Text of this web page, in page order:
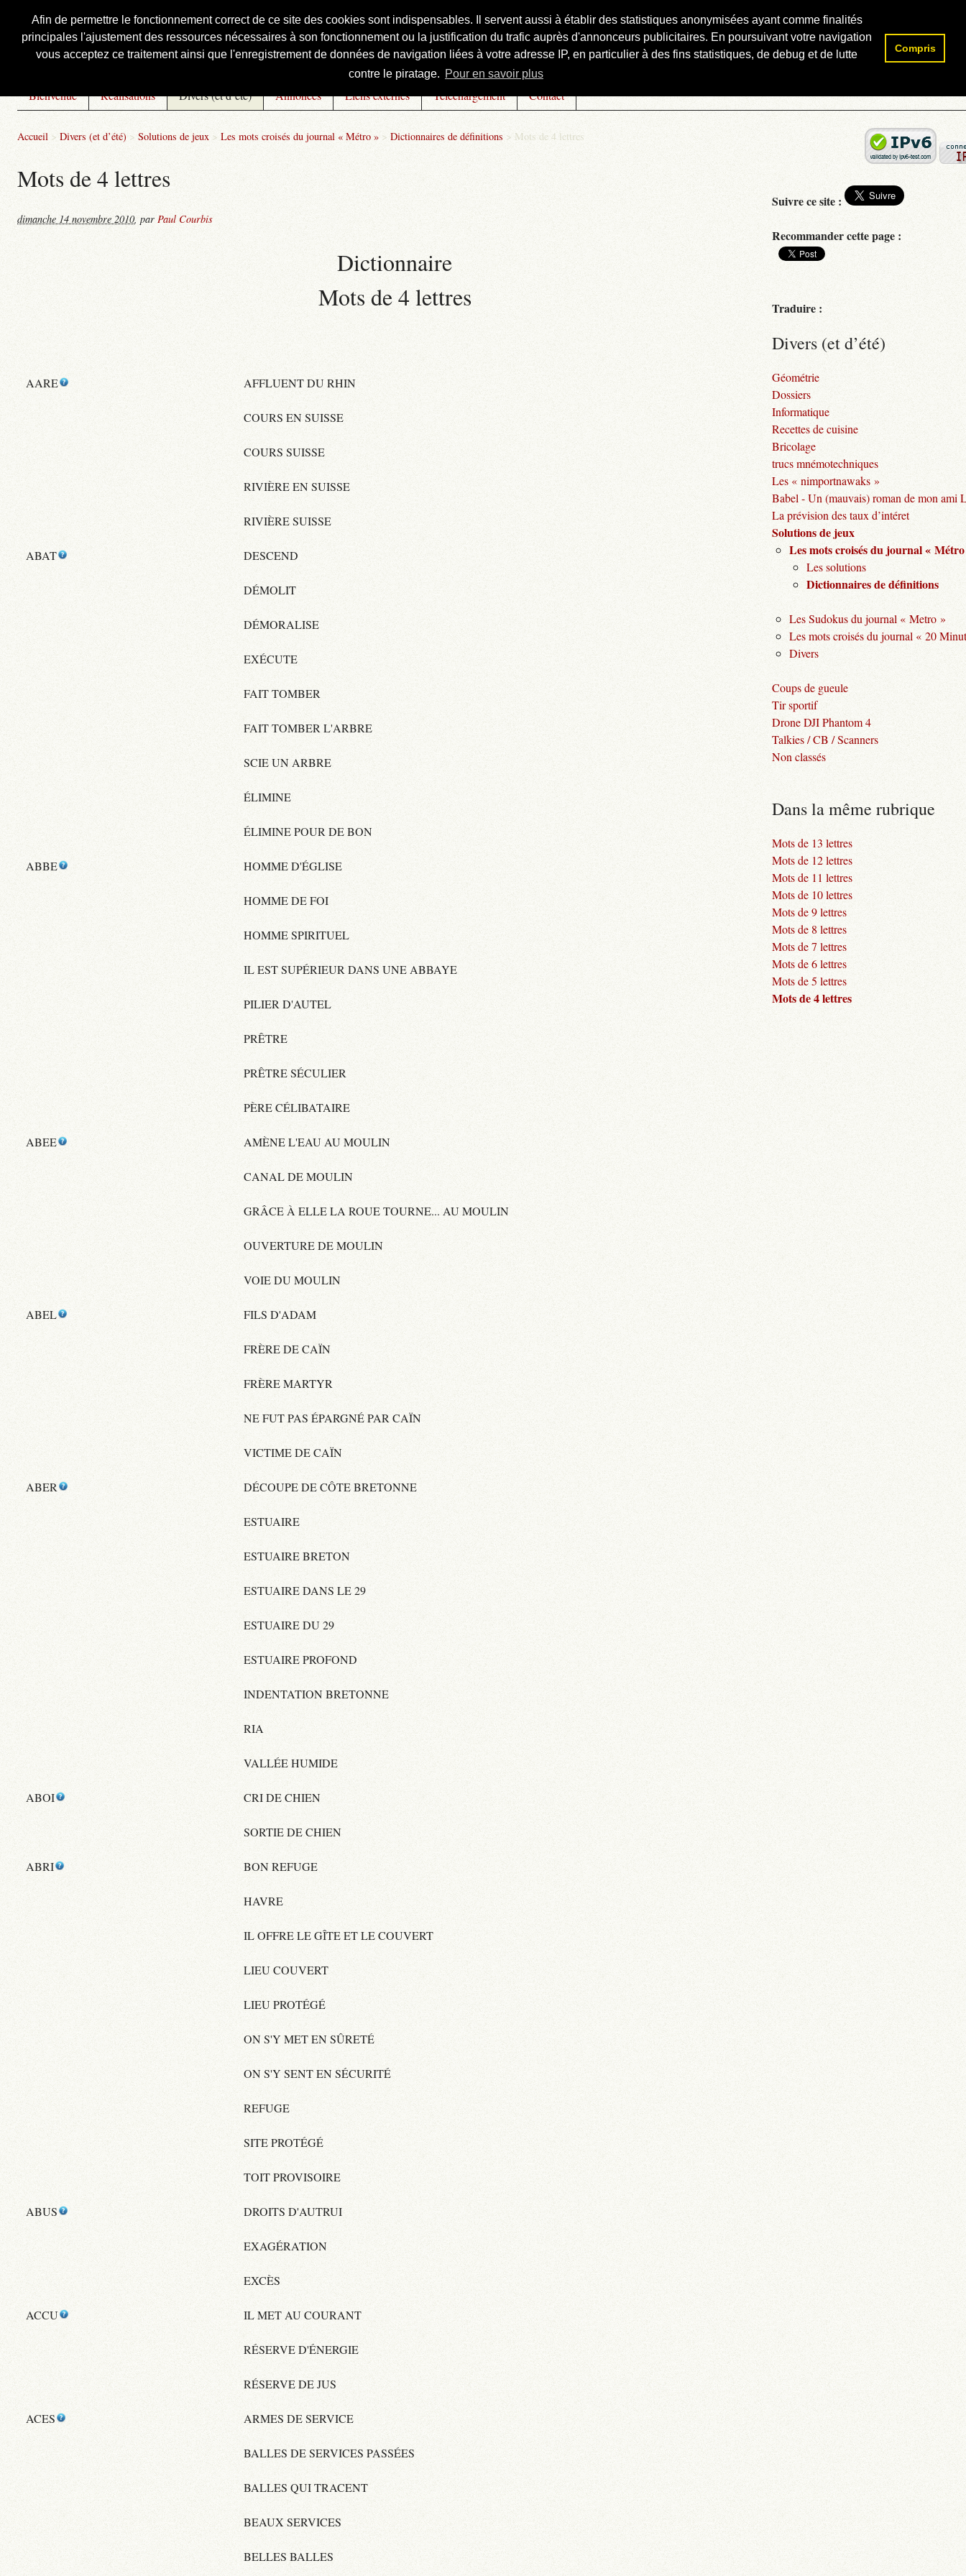
Afin de permettre le fonctionnement correct de ce site des cookies sont indispensables. Il servent aussi à établir des statistiques anonymisées ayant comme finalités
principales l'ajustement des ressources nécessaires à son fonctionnement ou la justification du trafic auprès d'annonceurs publicitaires. En poursuivant votre navigation
vous acceptez ce traitement ainsi que l'enregistrement de données de navigation liées à votre adresse IP, en particulier à des fins statistiques, de debug et de lutte
contre le piratage. Pour en savoir plus
Compris
Courbis, « LE » Blog Officiel
Bienvenue Réalisations Divers (et d’été) Annonces Liens externes Téléchargement Contact
Accueil > Divers (et d’été) > Solutions de jeux > Les mots croisés du journal « Métro » > Dictionnaires de définitions > Mots de 4 lettres
Mots de 4 lettres
dimanche 14 novembre 2010, par Paul Courbis
Dictionnaire
Mots de 4 lettres
AARE AFFLUENT DU RHIN
COURS EN SUISSE
COURS SUISSE
RIVIÈRE EN SUISSE
RIVIÈRE SUISSE
ABAT DESCEND
DÉMOLIT
DÉMORALISE
EXÉCUTE
FAIT TOMBER
FAIT TOMBER L'ARBRE
SCIE UN ARBRE
ÉLIMINE
ÉLIMINE POUR DE BON
ABBE HOMME D'ÉGLISE
HOMME DE FOI
HOMME SPIRITUEL
IL EST SUPÉRIEUR DANS UNE ABBAYE
PILIER D'AUTEL
PRÊTRE
PRÊTRE SÉCULIER
PÈRE CÉLIBATAIRE
ABEE AMÈNE L'EAU AU MOULIN
CANAL DE MOULIN
GRÂCE À ELLE LA ROUE TOURNE... AU MOULIN
OUVERTURE DE MOULIN
VOIE DU MOULIN
ABEL FILS D'ADAM
FRÈRE DE CAÏN
FRÈRE MARTYR
NE FUT PAS ÉPARGNÉ PAR CAÏN
VICTIME DE CAÏN
ABER DÉCOUPE DE CÔTE BRETONNE
ESTUAIRE
ESTUAIRE BRETON
ESTUAIRE DANS LE 29
ESTUAIRE DU 29
ESTUAIRE PROFOND
INDENTATION BRETONNE
RIA
VALLÉE HUMIDE
ABOI CRI DE CHIEN
SORTIE DE CHIEN
ABRI BON REFUGE
HAVRE
IL OFFRE LE GÎTE ET LE COUVERT
LIEU COUVERT
LIEU PROTÉGÉ
ON S'Y MET EN SÛRETÉ
ON S'Y SENT EN SÉCURITÉ
REFUGE
SITE PROTÉGÉ
TOIT PROVISOIRE
ABUS DROITS D'AUTRUI
EXAGÉRATION
EXCÈS
ACCU IL MET AU COURANT
RÉSERVE D'ÉNERGIE
RÉSERVE DE JUS
ACES ARMES DE SERVICE
BALLES DE SERVICES PASSÉES
BALLES QUI TRACENT
BEAUX SERVICES
BELLES BALLES
Rechercher :
Suivre ce site :
Recommander cette page :
Traduire :
Divers (et d’été)
Géométrie
Dossiers
Informatique
Recettes de cuisine
Bricolage
trucs mnémotechniques
Les « nimportnawaks »
Babel - Un (mauvais) roman de mon ami
La prévision des taux d’intéret
Solutions de jeux
Les mots croisés du journal «
Les solutions
Dictionnaires de définitions
Les Sudokus du journal « Metro »
Les mots croisés du journal « 20
Divers
Coups de gueule
Tir sportif
Drone DJI Phantom 4
Talkies / CB / Scanners
Non classés
Dans la même rubrique
Mots de 13 lettres
Mots de 12 lettres
Mots de 11 lettres
Mots de 10 lettres
Mots de 9 lettres
Mots de 8 lettres
Mots de 7 lettres
Mots de 6 lettres
Mots de 5 lettres
Mots de 4 lettres